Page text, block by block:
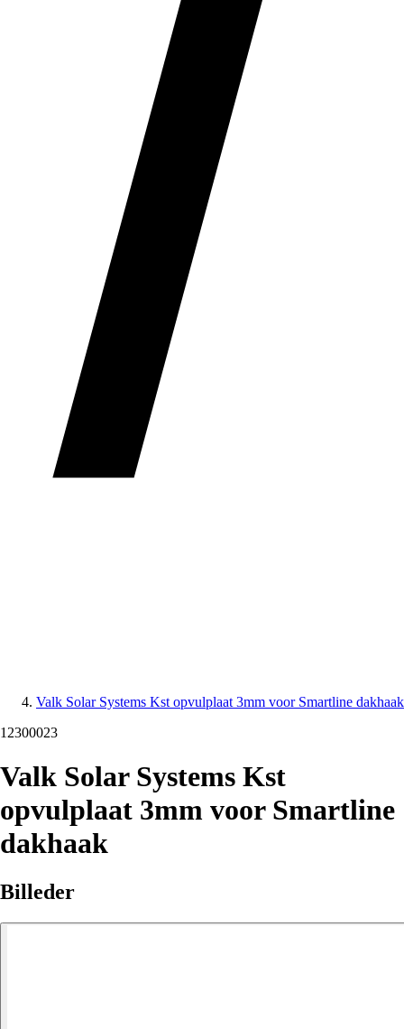
Valk Solar Systems Kst opvulplaat 3mm voor Smartline dakhaak
12300023
Valk Solar Systems Kst
opvulplaat 3mm voor Smartline
dakhaak
Billeder